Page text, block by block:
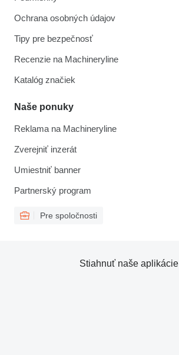
Ochrana osobných údajov
Tipy pre bezpečnosť
Recenzie na Machineryline
Katalóg značiek
Naše ponuky
Reklama na Machineryline
Zverejniť inzerát
Umiestniť banner
Partnerský program
Pre spoločnosti
Stiahnuť naše aplikácie